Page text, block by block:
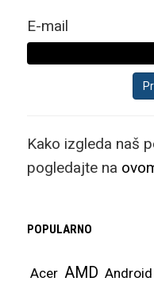
E-mail
Kako izgleda naš
pogledajte na
POPULARNO
Acer AMD Android